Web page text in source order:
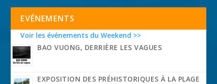
EVÉNEMENTS
Voir les événements du Weekend >>
BAO VUONG, DERRIÈRE LES VAGUES
EXPOSITION DES PRÉHISTORIQUES À LA PLAGE